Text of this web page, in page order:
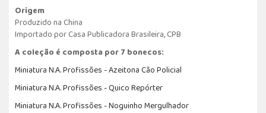
Origem
Produzido na China
Importado por Casa Publicadora Brasileira, CPB
A coleção é composta por 7 bonecos:
Miniatura N.A. Profissões - Azeitona Cão Policial
Miniatura N.A. Profissões - Quico Repórter
Miniatura N.A. Profissões - Noguinho Mergulhador